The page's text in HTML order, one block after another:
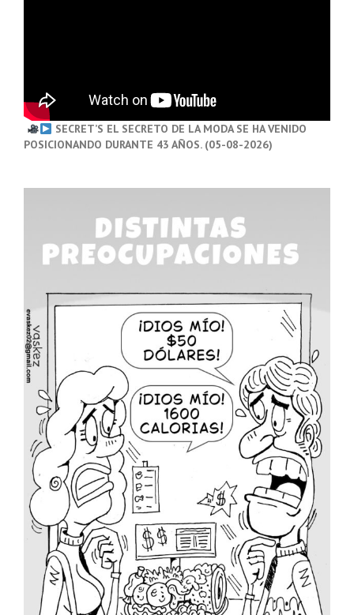
SECRET’S EL SECRETO DE LA MODA SE HA VENIDO
POSICIONANDO DURANTE 43 AÑOS. (05-08-2026)